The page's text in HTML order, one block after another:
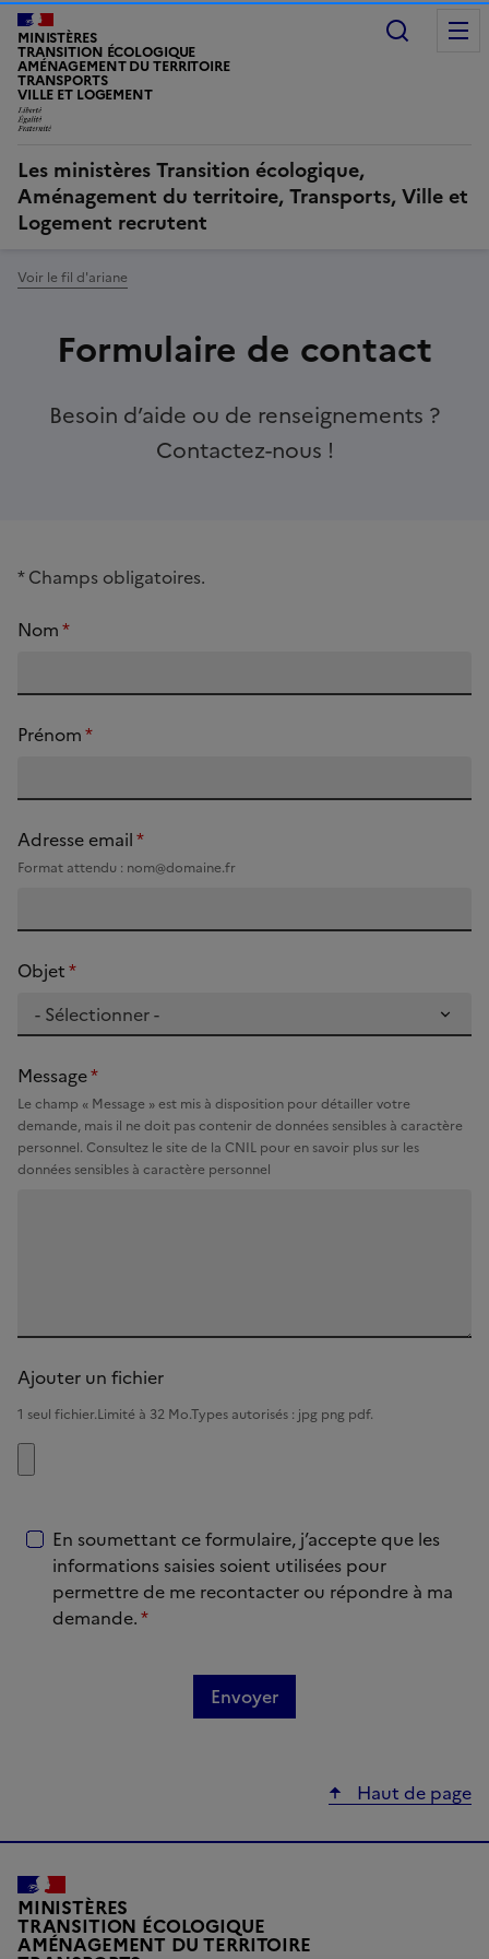
MINISTÈRES
TRANSITION ÉCOLOGIQUE
AMÉNAGEMENT DU TERRITOIRE
TRANSPORTS
VILLE ET LOGEMENT
Les ministères Transition écologique,
Aménagement du territoire, Transports, Ville et
Logement recrutent
Voir le fil d'ariane
Formulaire de contact
Besoin d’aide ou de renseignements ?
Contactez-nous !
*Champs obligatoires.
Nom*
Prénom*
Adresse email*
Format attendu : nom@domaine.fr
Objet*
Objet
*
Message*
Le champ « Message » est mis à disposition pour détailler votre
demande, mais il ne doit pas contenir de données sensibles à caractère
personnel. Consultez le site de la CNIL pour en savoir plus sur les
données sensibles à caractère personnel
Ajouter un fichier
1 seul fichier.Limité à 32 Mo.Types autorisés : jpg png pdf.
En soumettant ce formulaire, j’accepte que les
informations saisies soient utilisées pour
permettre de me recontacter ou répondre à ma
demande.*
Haut de page
MINISTÈRES
TRANSITION ÉCOLOGIQUE
AMÉNAGEMENT DU TERRITOIRE